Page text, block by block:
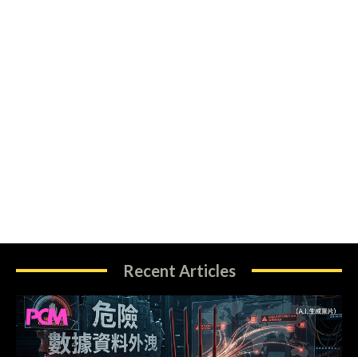
Recent Articles